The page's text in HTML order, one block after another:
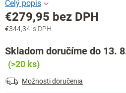
€344,34
€279,95 bez DPH
Jednotková
Skladom doručíme do 13.
(>20 ks)
Možnosti doručenia